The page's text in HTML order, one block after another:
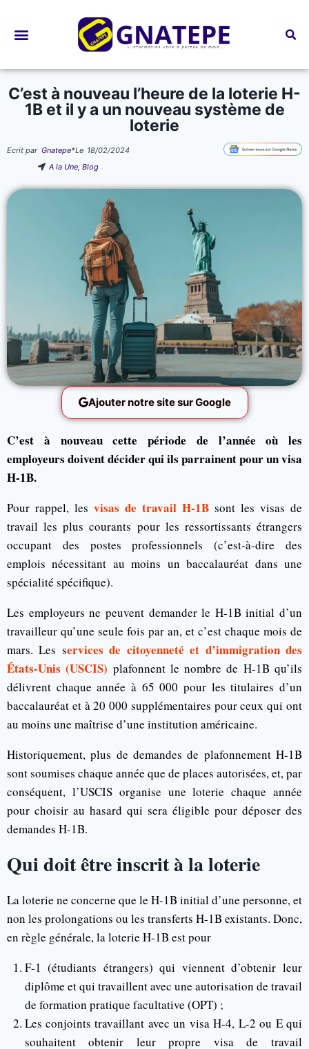
C’est à nouveau l’heure de la loterie H-
1B et il y a un nouveau système de
loterie
Ecrit par Gnatepe*Le 18/02/2024
A la Une,Blog
Ajouter notre site sur Google
C’est à nouveau cette période de l’année où les
employeurs doivent décider qui ils parrainent pour un visa
H-1B.
Pour rappel, les visas de travail H-1B sont les visas de
travail les plus courants pour les ressortissants étrangers
occupant des postes professionnels (c’est-à-dire des
emplois nécessitant au moins un baccalauréat dans une
spécialité spécifique).
Les employeurs ne peuvent demander le H-1B initial d’un
travailleur qu’une seule fois par an, et c’est chaque mois de
mars. Les services de citoyenneté et d’immigration des
États-Unis (USCIS) plafonnent le nombre de H-1B qu’ils
délivrent chaque année à 65 000 pour les titulaires d’un
baccalauréat et à 20 000 supplémentaires pour ceux qui ont
au moins une maîtrise d’une institution américaine.
Historiquement, plus de demandes de plafonnement H-1B
sont soumises chaque année que de places autorisées, et, par
conséquent, l’USCIS organise une loterie chaque année
pour choisir au hasard qui sera éligible pour déposer des
demandes H-1B.
Qui doit être inscrit à la loterie
La loterie ne concerne que le H-1B initial d’une personne, et
non les prolongations ou les transferts H-1B existants. Donc,
en règle générale, la loterie H-1B est pour
F-1 (étudiants étrangers) qui viennent d’obtenir leur
diplôme et qui travaillent avec une autorisation de travail
de formation pratique facultative (OPT) ;
Les conjoints travaillant avec un visa H-4, L-2 ou E qui
souhaitent obtenir leur propre visa de travail